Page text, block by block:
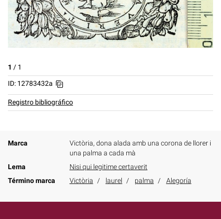
1 / 1
ID: 12783432a
Registro bibliográfico
Marca
Victòria, dona alada amb una corona de llorer i
una palma a cada mà
Lema
Nisi qui legitime certaverit
Término marca
Victòria laurel palma Alegoría